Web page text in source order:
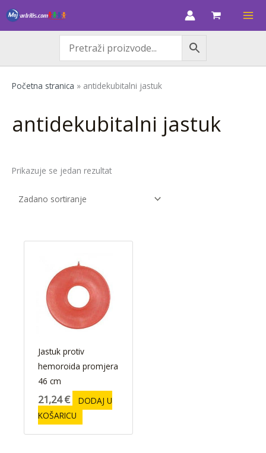
Skip
to
M
i
j
n
a
k
s
i
e
n
Početna stranica » antidekubitalni jastuk
antidekubitalni jastuk
Prikazuje se jedan rezultat
Jastuk protiv
hemoroida promjera
46 cm
21,24€
DODAJ U
KOŠARICU